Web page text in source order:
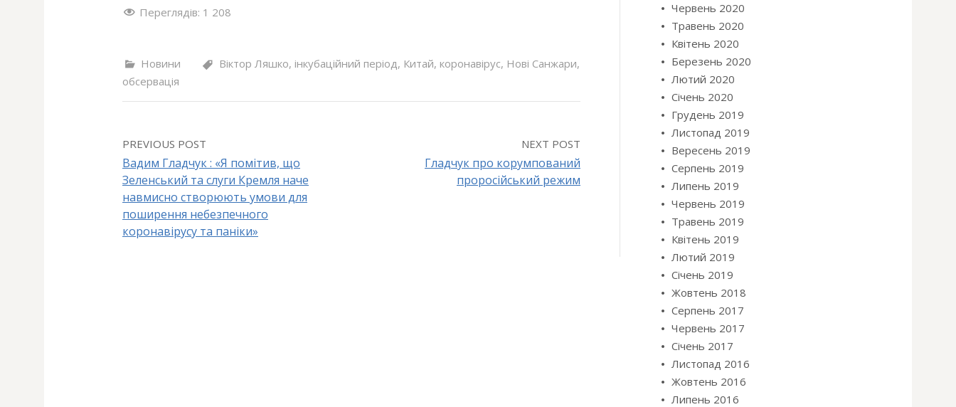
Переглядів: 1 208
Новини Віктор Ляшко, інкубаційний період, Китай, коронавірус, Нові Санжари,
обсервація
P
o
PREVIOUS POST
Вадим Гладчук : «Я помітив, що
Зеленський та слуги Кремля наче
навмисно створюють умови для
поширення небезпечного
коронавірусу та паніки»
NEXT POST
Гладчук про корумпований
проросійський режим
Червень 2020
Травень 2020
Квітень 2020
Березень 2020
Лютий 2020
Січень 2020
Грудень 2019
Листопад 2019
Вересень 2019
Серпень 2019
Липень 2019
Червень 2019
Травень 2019
Квітень 2019
Лютий 2019
Січень 2019
Жовтень 2018
Серпень 2017
Червень 2017
Січень 2017
Листопад 2016
Жовтень 2016
Липень 2016